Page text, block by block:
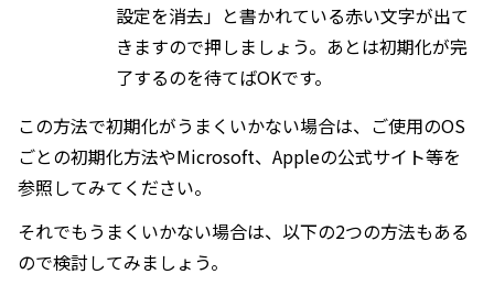
設定を消去」と書かれている赤い文字が出て
きますので押しましょう。あとは初期化が完
了するのを待てばOKです。
この方法で初期化がうまくいかない場合は、ご使用のOS
ごとの初期化方法やMicrosoft、Appleの公式サイト等を
参照してみてください。
それでもうまくいかない場合は、以下の2つの方法もある
ので検討してみましょう。